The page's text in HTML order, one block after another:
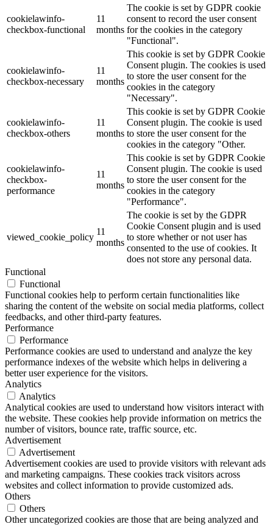
cookielawinfo-
checkbox-functional
11
months
The cookie is set by GDPR cookie
consent to record the user consent
for the cookies in the category
"Functional".
cookielawinfo-
checkbox-necessary
11
months
This cookie is set by GDPR Cookie
Consent plugin. The cookies is used
to store the user consent for the
cookies in the category
"Necessary".
cookielawinfo-
checkbox-others
11
months
This cookie is set by GDPR Cookie
Consent plugin. The cookie is used
to store the user consent for the
cookies in the category "Other.
cookielawinfo-
checkbox-
performance
11
months
This cookie is set by GDPR Cookie
Consent plugin. The cookie is used
to store the user consent for the
cookies in the category
"Performance".
viewed_cookie_policy
11
months
The cookie is set by the GDPR
Cookie Consent plugin and is used
to store whether or not user has
consented to the use of cookies. It
does not store any personal data.
Functional
Functional
Functional cookies help to perform certain functionalities like
sharing the content of the website on social media platforms, collect
feedbacks, and other third-party features.
Performance
Performance
Performance cookies are used to understand and analyze the key
performance indexes of the website which helps in delivering a
better user experience for the visitors.
Analytics
Analytics
Analytical cookies are used to understand how visitors interact with
the website. These cookies help provide information on metrics the
number of visitors, bounce rate, traffic source, etc.
Advertisement
Advertisement
Advertisement cookies are used to provide visitors with relevant ads
and marketing campaigns. These cookies track visitors across
websites and collect information to provide customized ads.
Others
Others
Other uncategorized cookies are those that are being analyzed and